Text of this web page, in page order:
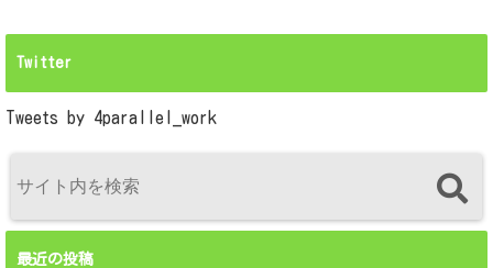
Twitter
Tweets by 4parallel_work
最近の投稿